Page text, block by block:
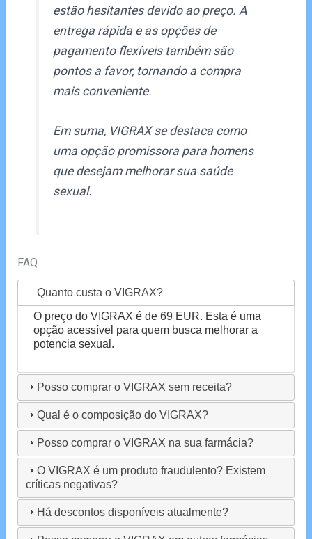
estão hesitantes devido ao preço. A
entrega rápida e as opções de
pagamento flexíveis também são
pontos a favor, tornando a compra
mais conveniente.
Em suma, VIGRAX se destaca como
uma opção promissora para homens
que desejam melhorar sua saúde
sexual.
FAQ
Quanto custa o VIGRAX?
O preço do VIGRAX é de 69 EUR. Esta é uma
opção acessível para quem busca melhorar a
potencia sexual.
Posso comprar o VIGRAX sem receita?
Qual é o composição do VIGRAX?
Posso comprar o VIGRAX na sua farmácia?
O VIGRAX é um produto fraudulento? Existem
críticas negativas?
Há descontos disponíveis atualmente?